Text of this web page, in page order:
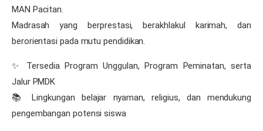
MAN Pacitan.
Madrasah yang berprestasi, berakhlakul karimah, dan
berorientasi pada mutu pendidikan.
✨ Tersedia Program Unggulan, Program Peminatan, serta
Jalur PMDK
📚 Lingkungan belajar nyaman, religius, dan mendukung
pengembangan potensi siswa